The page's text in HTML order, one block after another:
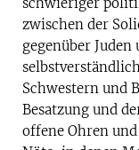
zwischen der
gegenüber
Schwestern und
Besatzung und
offene Ohren